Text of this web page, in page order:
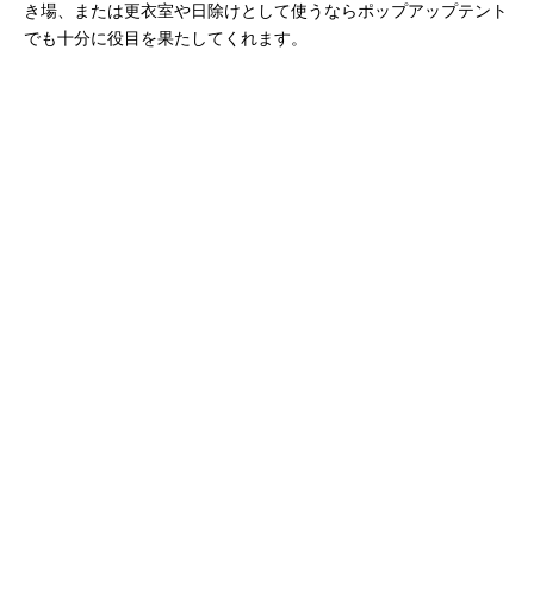
き場、または更衣室や日除けとして使うならポップアップテント
でも十分に役目を果たしてくれます。